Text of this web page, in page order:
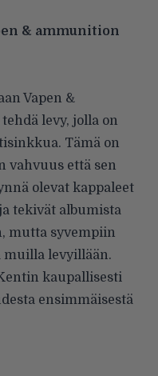
& ammunition
Vapen &
levy, jolla on
Tämä on
vahvuus että sen
olevat kappaleet
tekivät albumista
mutta syvempiin
levyillään.
kaupallisesti
ensimmäisestä